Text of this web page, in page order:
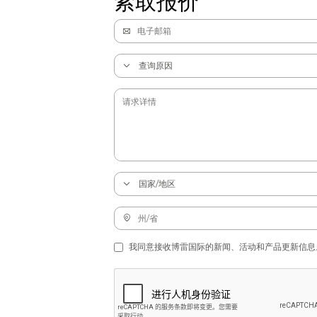
我同意接收博雷国际的新闻、活动和产品更新信